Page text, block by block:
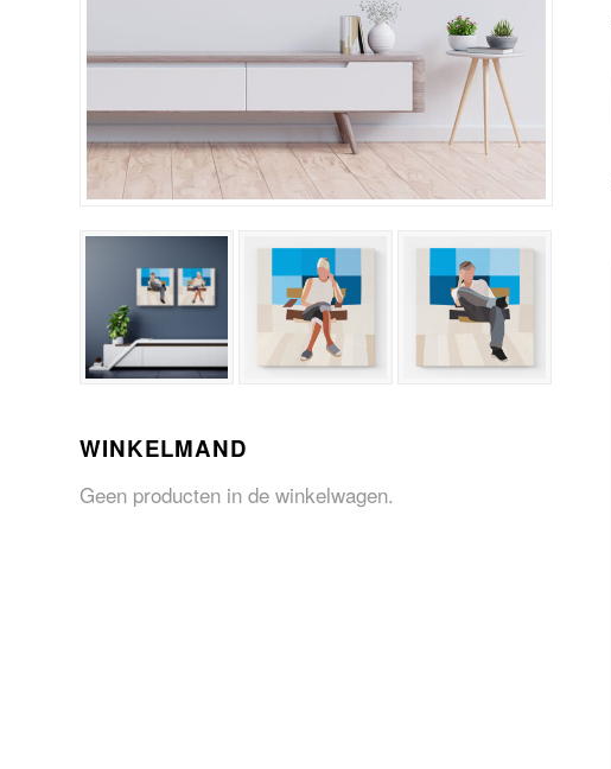
WINKELMAND
Geen producten in de winkelwagen.